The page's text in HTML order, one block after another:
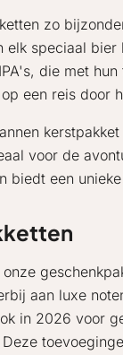
zo
elk speciaal
die met
een reis door
voor de
biedt een
aan luxe
in 2026 voor